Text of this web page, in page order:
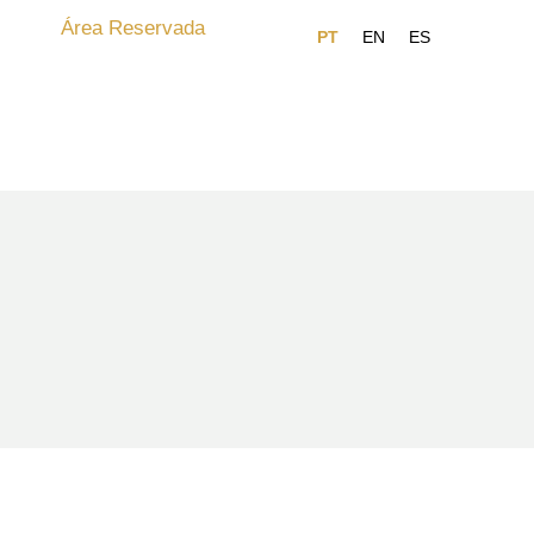
Área Reservada